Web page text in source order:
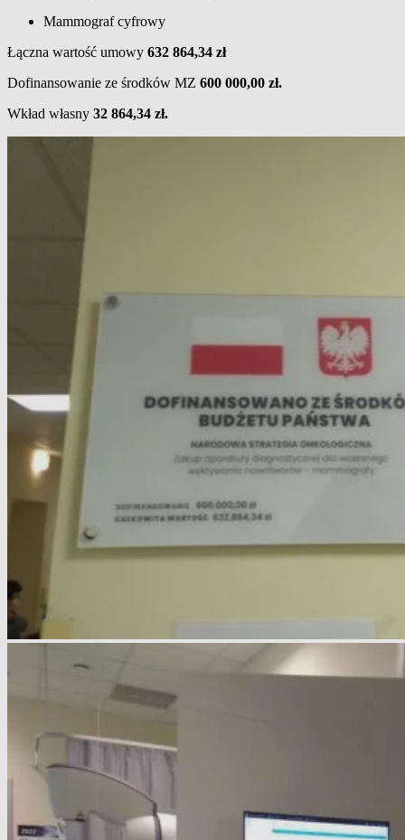
Mammograf cyfrowy
Łączna wartość umowy 632 864,34 zł
Dofinansowanie ze środków MZ 600 000,00 zł.
Wkład własny 32 864,34 zł.